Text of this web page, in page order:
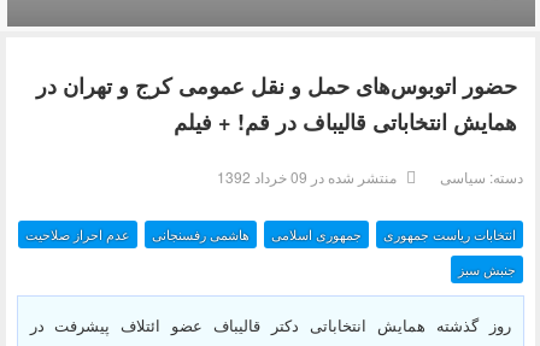
حضور اتوبوس‌های حمل و نقل عمومی کرج و تهران در
همایش انتخاباتی قالیباف در قم! + فیلم
دسته: سیاسی منتشر شده در 09 خرداد 1392
انتخابات ریاست جمهوری جمهوری اسلامی هاشمی رفسنجانی
عدم احراز صلاحیت
جنبش سبز
روز گذشته همایش انتخاباتی دکتر قالیباف عضو ائتلاف پیشرفت در